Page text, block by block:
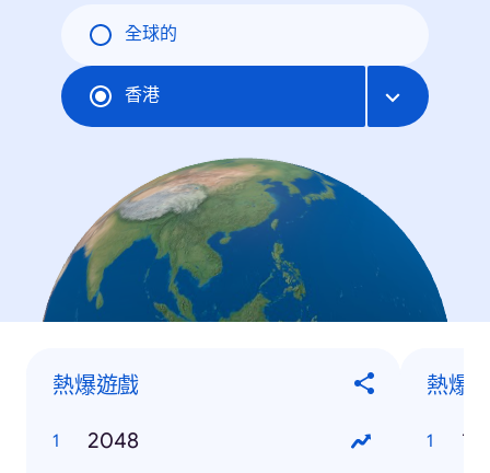
全球的
香港
熱爆遊戲
2048
熱爆
世